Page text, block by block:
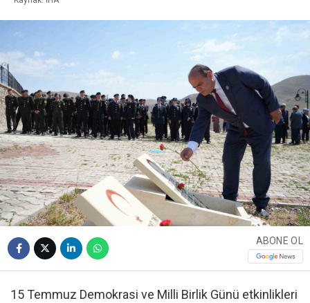
ABONE OL
15 Temmuz Demokrasi ve Milli Birlik Günü etkinlikleri